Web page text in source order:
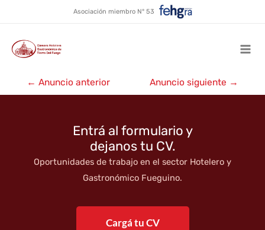
contenido
Asociación miembro N° 53
La Casa de los Mariscos
Navegación
de
← Anuncio anterior Anuncio siguiente →
Entrá al formulario y
dejanos tu CV.
Oportunidades de trabajo en el sector Hotelero y
Gastronómico Fueguino.
Cargá tu CV